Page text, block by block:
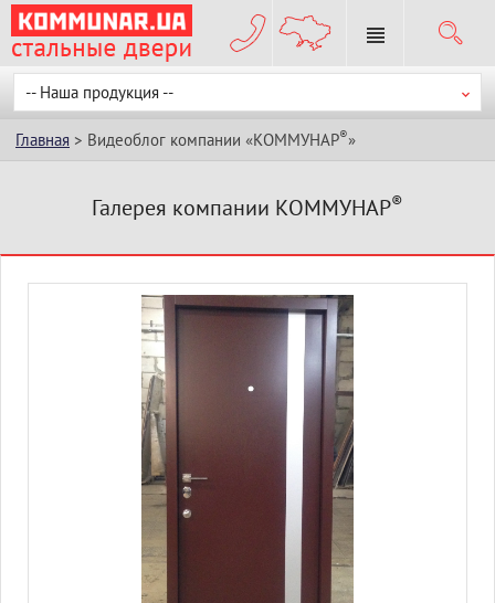
-- Наша продукция --
Главная > Видеоблог компании «КОММУНАР®»
Галерея компании КОММУНАР®